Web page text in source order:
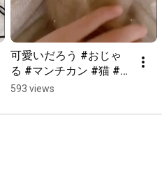
可愛いだろう #おじゃ
る #マンチカン #猫 #子
猫 #shorts
593 views